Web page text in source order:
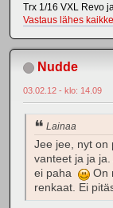
Trx 1/16 VXL Revo
Vastaus lähes
Nudde
03.02.12 - klo: 14.09
Lainaa
Jee jee, nyt on
vanteet ja ja
ei paha
On
renkaat. Ei